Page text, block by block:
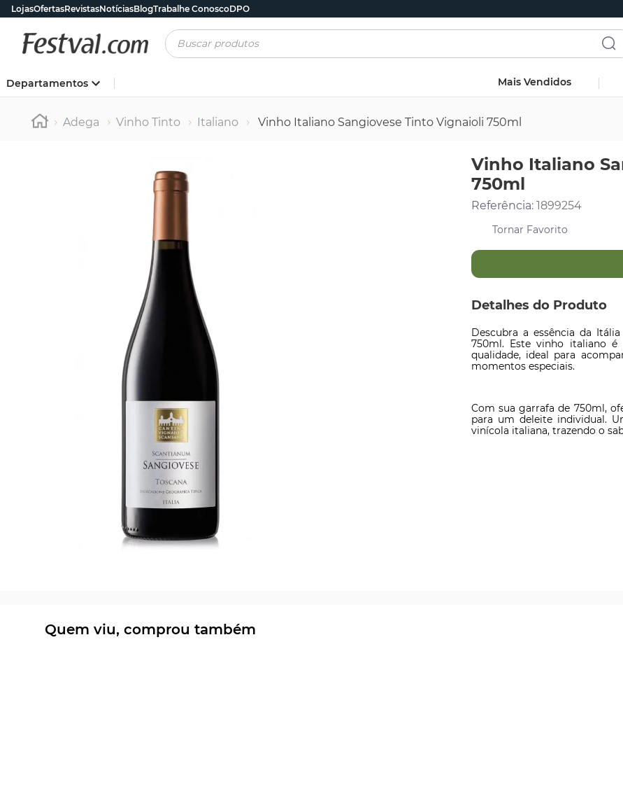
LojasOfertasRevistasNotíciasBlogTrabalhe ConoscoDPO
Buscar produtos
Departamentos Mais Vendidos
Adega Vinho Tinto Italiano Vinho Italiano Sangiovese Tinto Vignaioli 750ml
Vinho Italiano
750ml
Referência: 1899254
Detalhes do Produto
Descubra a essência da
750ml. Este vinho italiano
qualidade, ideal para
momentos especiais.
Com sua garrafa de 750ml,
para um deleite individual.
vinícola italiana, trazendo o
Quem viu, comprou também